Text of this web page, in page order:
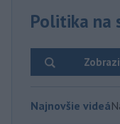
Politika na
Najnovšie videá